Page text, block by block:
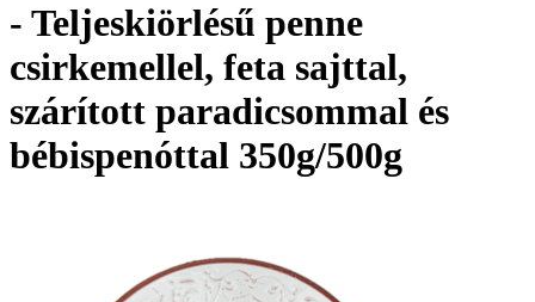
- Teljeskiörlésű penne
csirkemellel, feta sajttal,
szárított paradicsommal és
bébispenóttal 350g/500g